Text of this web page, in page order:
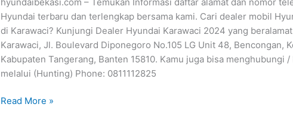
Hyundai terbaru dan terlengkap bersama kami. Cari dealer mobil
di Karawaci? Kunjungi Dealer Hyundai Karawaci 2024 yang
Karawaci, Jl. Boulevard Diponegoro No.105 LG Unit 48, Bencongan,
Kabupaten Tangerang, Banten 15810. Kamu juga bisa menghubungi
melalui (Hunting) Phone: 0811112825
Read More »